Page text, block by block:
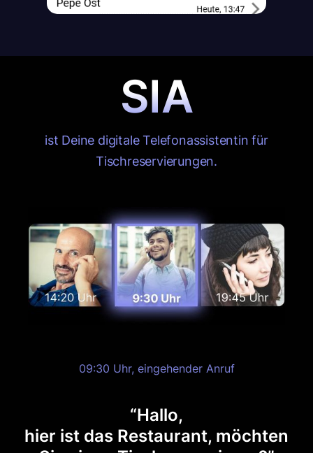
SIA
ist Deine digitale Telefonassistentin für
Tischreservierungen.
09:30 Uhr, eingehender Anruf
“Hallo,
hier ist das Restaurant, möchten